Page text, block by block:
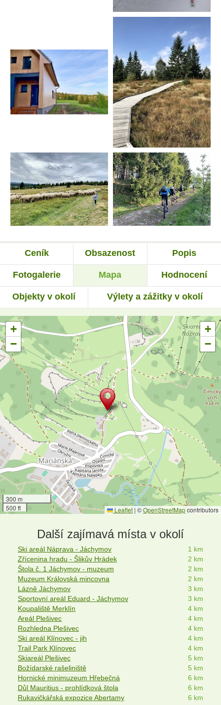
Ceník Obsazenost Popis
Fotogalerie Mapa Hodnocení
Objekty v okolí Výlety a zážitky v okolí
+
−
+
−
300 m
500 ft
Leaflet |©OpenStreetMapcontributors
Další zajímavá místa v okolí
Ski areál Náprava - Jáchymov
1 km
Zřícenina hradu - Šlikův Hrádek
2 km
Štola č. 1 Jáchymov - muzeum
2 km
Muzeum Královská mincovna
2 km
Lázně Jáchymov
3 km
Sportovní areál Eduard - Jáchymov
3 km
Koupaliště Merklín
4 km
Areál Plešivec
4 km
Rozhledna Plešivec
4 km
Ski areál Klínovec - jih
4 km
Trail Park Klínovec
4 km
Skiareál Plešivec
5 km
Božídarské rašeliniště
5 km
Hornické minimuzeum Hřebečná
6 km
Důl Mauritius - prohlídková štola
6 km
Rukavičkářská expozice Abertamy
6 km